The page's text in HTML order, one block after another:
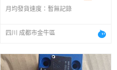
月均發貨速度： 暫無記錄
四川 成都市金牛區